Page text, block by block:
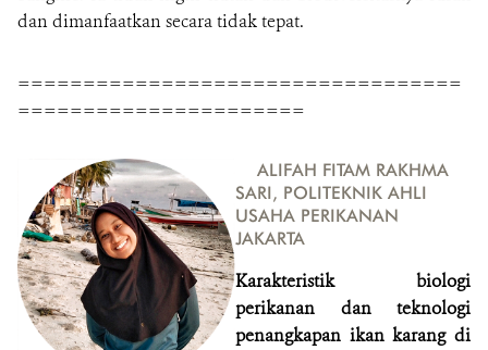
dan dimanfaatkan secara tidak tepat.
==================================
======================
ALIFAH FITAM RAKHMA
SARI, POLITEKNIK AHLI
USAHA PERIKANAN
JAKARTA
Karakteristik biologi
perikanan dan teknologi
penangkapan ikan karang di